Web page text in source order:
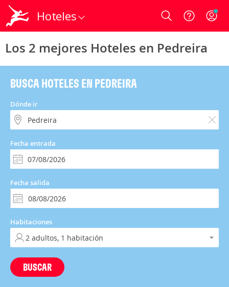
Hoteles Login
Los 2 mejores Hoteles en Pedreira
BUSCA HOTELES EN PEDREIRA
Dónde ir
Fecha entrada
Fecha salida
Habitaciones
BUSCAR